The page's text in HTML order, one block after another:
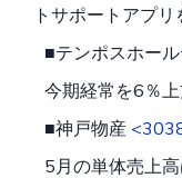
トサポートアプリ
■テンポスホー
今期経常を6％
■神戸物産
5月の単体売上